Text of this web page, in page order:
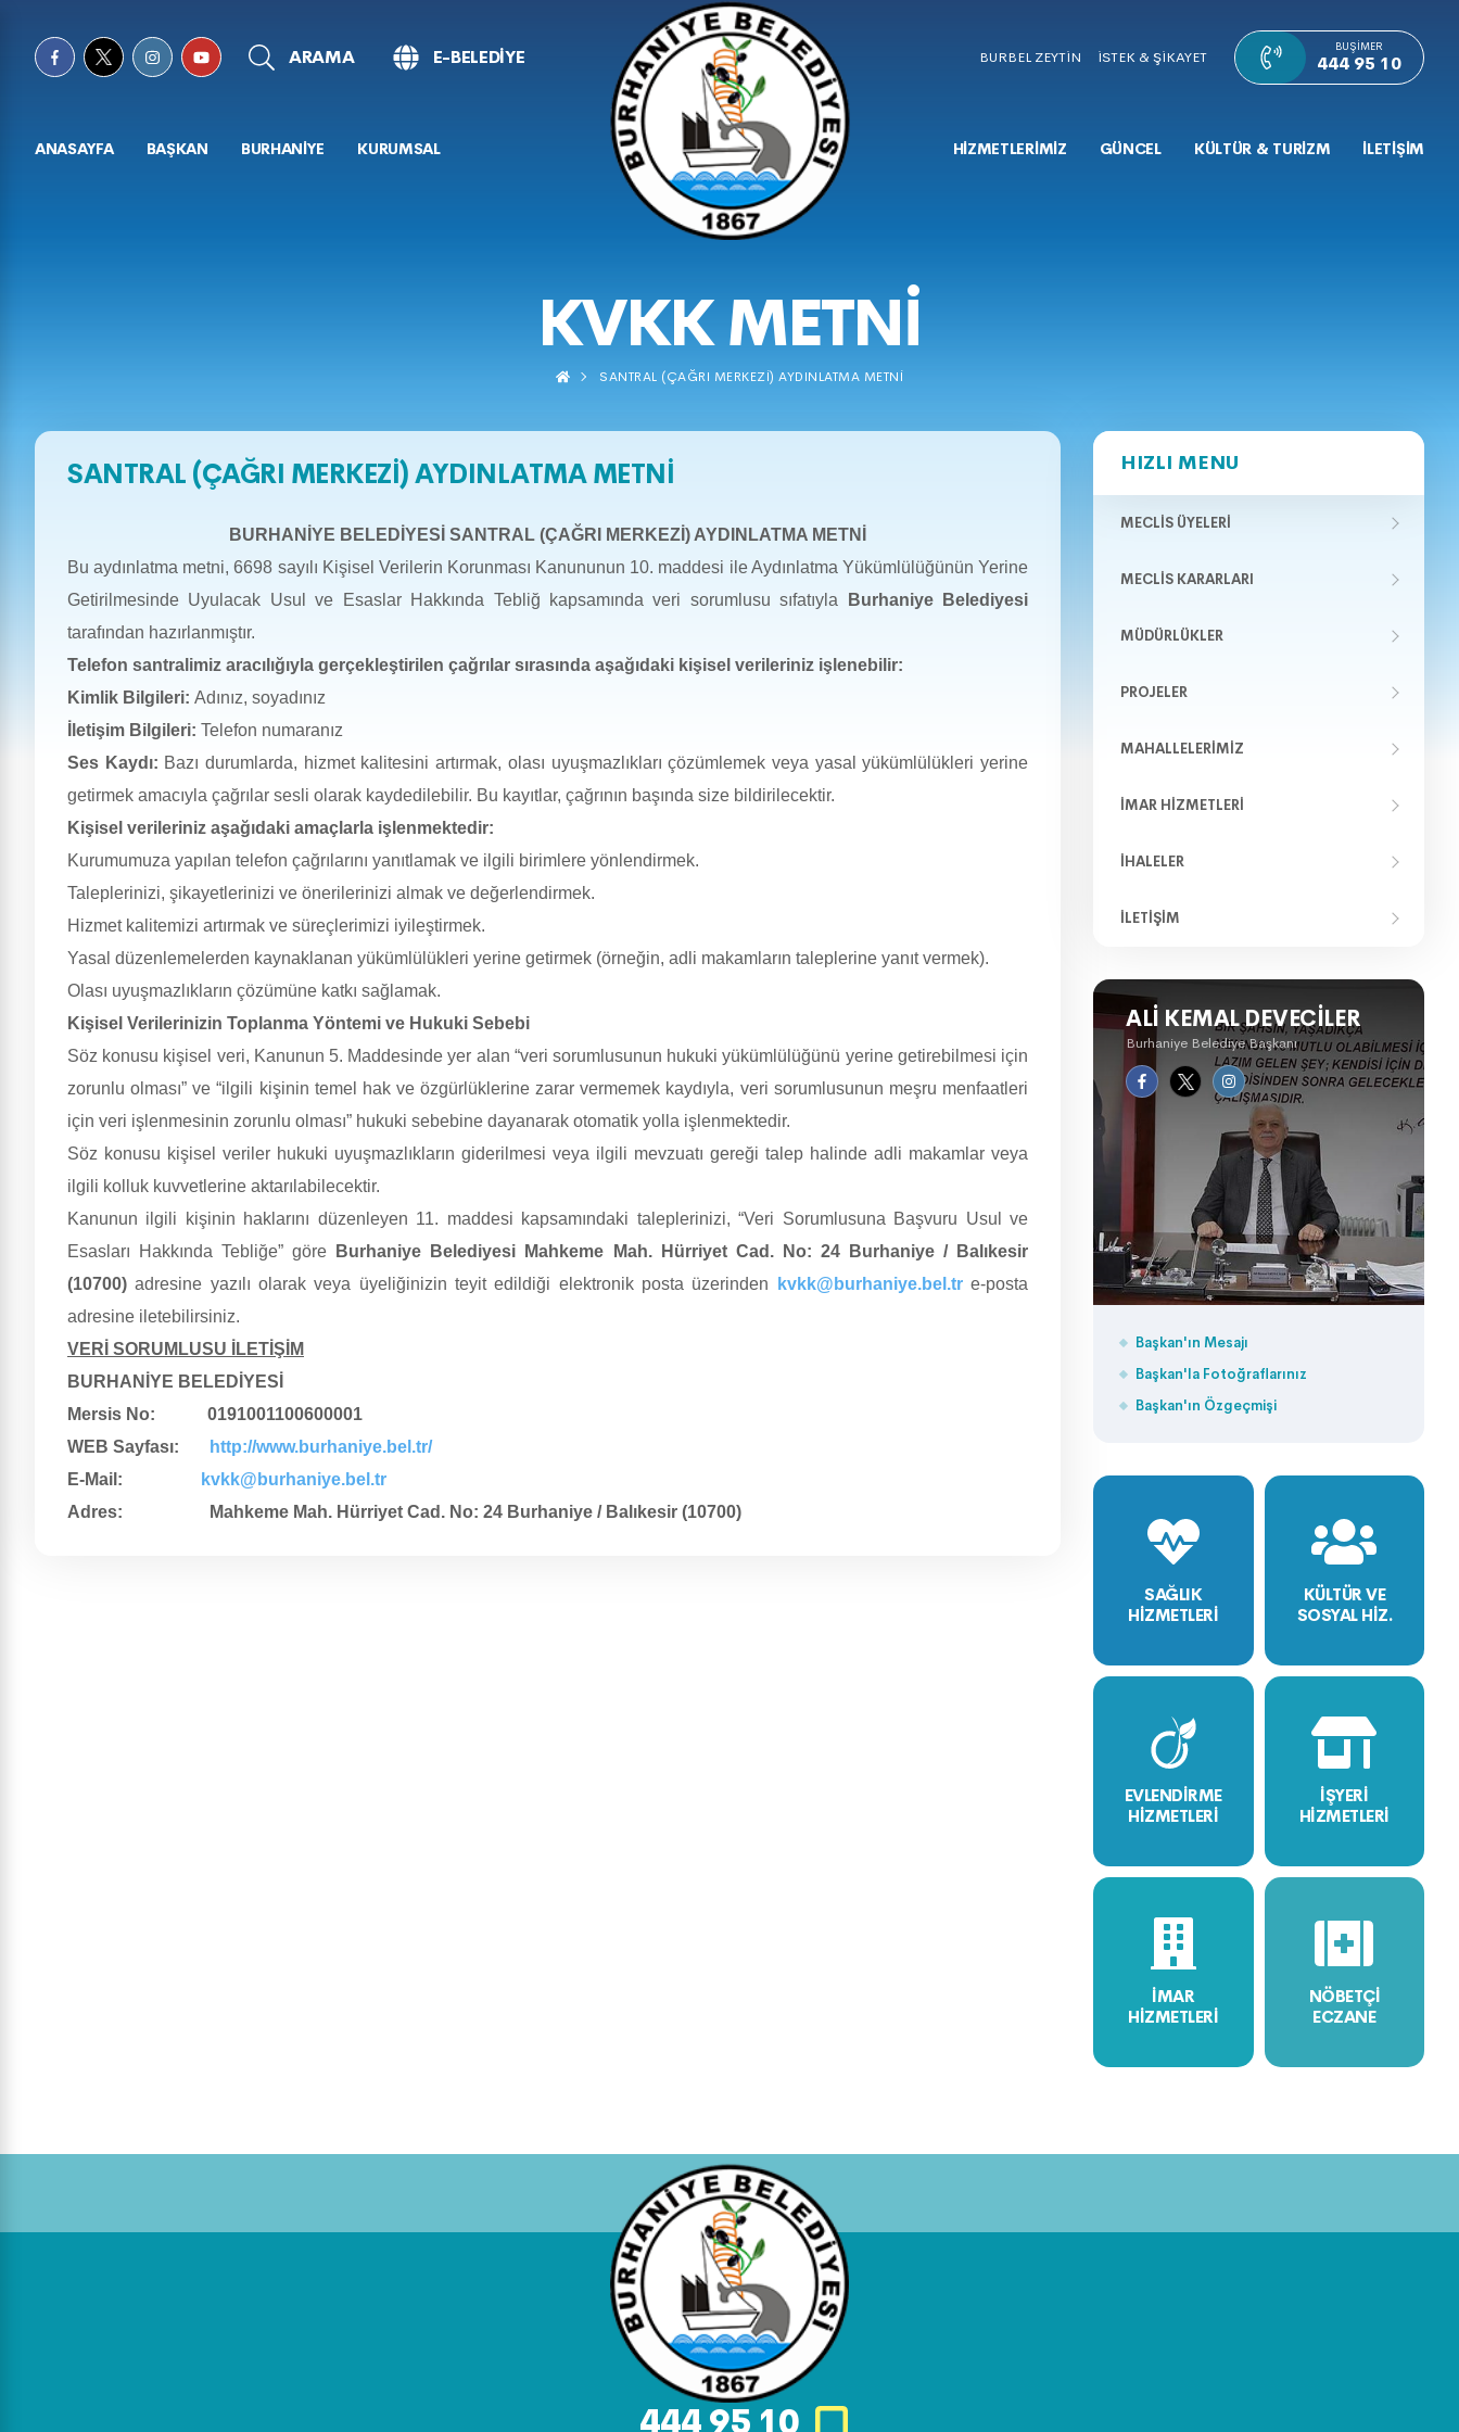
ARAMA E-BELEDİYE BURBEL ZEYTİN İSTEK & ŞİKAYET
BUŞIMER
444 95 10
ANASAYFA BAŞKAN BURHANİYE KURUMSAL HİZMETLERİMİZ GÜNCEL KÜLTÜR & TURİZM İLETİŞİM
KVKK METNİ
SANTRAL (ÇAĞRI MERKEZİ) AYDINLATMA METNİ
HIZLI MENU
MECLIS ÜYELERI
MECLIS KARARLARI
MÜDÜRLÜKLER
PROJELER
MAHALLELERIMIZ
İMAR HIZMETLERI
İHALELER
İLETIŞIM
ALI KEMAL DEVECILER
Burhaniye Belediye Başkanı
Başkan'ın Mesajı
Başkan'la Fotoğraflarınız
Başkan'ın Özgeçmişi
SAĞLIK
HİZMETLERİ
KÜLTÜR VE
SOSYAL HİZ.
EVLENDİRME
HİZMETLERİ
İŞYERİ
HİZMETLERİ
İMAR
HİZMETLERİ
NÖBETÇİ
ECZANE
SANTRAL (ÇAĞRI MERKEZİ) AYDINLATMA METNİ
BURHANİYE BELEDİYESİ SANTRAL (ÇAĞRI MERKEZİ) AYDINLATMA METNİ
Bu aydınlatma metni, 6698 sayılı Kişisel Verilerin Korunması Kanununun 10. maddesi ile Aydınlatma Yükümlülüğünün Yerine
Getirilmesinde Uyulacak Usul ve Esaslar Hakkında Tebliğ kapsamında veri sorumlusu sıfatıyla
Burhaniye Belediyesi
tarafından hazırlanmıştır.
Telefon santralimiz aracılığıyla gerçekleştirilen çağrılar sırasında aşağıdaki kişisel verileriniz işlenebilir:
Kimlik Bilgileri: Adınız, soyadınız
İletişim Bilgileri: Telefon numaranız
Ses Kaydı: Bazı durumlarda, hizmet kalitesini artırmak, olası uyuşmazlıkları çözümlemek veya yasal yükümlülükleri yerine
getirmek amacıyla çağrılar sesli olarak kaydedilebilir. Bu kayıtlar, çağrının başında size bildirilecektir.
Kişisel verileriniz aşağıdaki amaçlarla işlenmektedir:
Kurumumuza yapılan telefon çağrılarını yanıtlamak ve ilgili birimlere yönlendirmek.
Taleplerinizi, şikayetlerinizi ve önerilerinizi almak ve değerlendirmek.
Hizmet kalitemizi artırmak ve süreçlerimizi iyileştirmek.
Yasal düzenlemelerden kaynaklanan yükümlülükleri yerine getirmek (örneğin, adli makamların taleplerine yanıt vermek).
Olası uyuşmazlıkların çözümüne katkı sağlamak.
Kişisel Verilerinizin Toplanma Yöntemi ve Hukuki Sebebi
Söz konusu kişisel veri, Kanunun 5. Maddesinde yer alan “veri sorumlusunun hukuki yükümlülüğünü yerine getirebilmesi için
zorunlu olması” ve “ilgili kişinin temel hak ve özgürlüklerine zarar vermemek kaydıyla, veri sorumlusunun meşru menfaatleri
için veri işlenmesinin zorunlu olması” hukuki sebebine dayanarak otomatik yolla işlenmektedir.
Söz konusu kişisel veriler hukuki uyuşmazlıkların giderilmesi veya ilgili mevzuatı gereği talep halinde adli makamlar veya
ilgili kolluk kuvvetlerine aktarılabilecektir.
Kanunun ilgili kişinin haklarını düzenleyen 11. maddesi kapsamındaki taleplerinizi, “Veri Sorumlusuna Başvuru Usul ve
Esasları Hakkında Tebliğe” göre
Burhaniye Belediyesi Mahkeme Mah. Hürriyet Cad. No: 24 Burhaniye / Balıkesir
(10700)adresine yazılı olarak veya üyeliğinizin teyit edildiği elektronik posta üzerinden kvkk@burhaniye.bel.tre-posta
adresine iletebilirsiniz.
VERİ SORUMLUSU İLETİŞİM
BURHANİYE BELEDİYESİ
Mersis No: 0191001100600001
WEB Sayfası:
http://www.burhaniye.bel.tr/
E-Mail:
kvkk@burhaniye.bel.tr
Adres: Mahkeme Mah. Hürriyet Cad. No: 24 Burhaniye / Balıkesir (10700)
444 95 10